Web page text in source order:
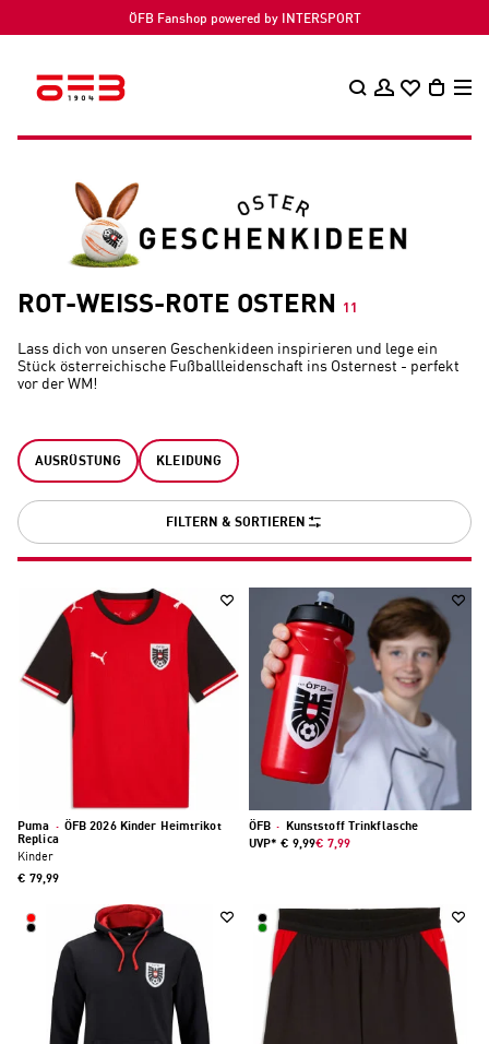
Schnelle & zuverlässige Lieferung
ROT-WEISS-ROTE OSTERN 11
Lass dich von unseren Geschenkideen inspirieren und lege ein
Stück österreichische Fußballleidenschaft ins Osternest - perfekt
vor der WM!
AUSRÜSTUNG KLEIDUNG
FILTERN & SORTIEREN
Puma · ÖFB 2026 Kinder Heimtrikot
Replica
Kinder
€ 79,99
ÖFB ·
Kunststoff Trinkflasche
UVP* € 9,99€ 7,99